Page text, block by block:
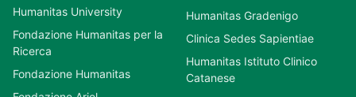
Humanitas University
Fondazione Humanitas per la
Ricerca
Fondazione Humanitas
Humanitas Gradenigo
Clinica Sedes Sapientiae
Humanitas Istituto Clinico
Catanese